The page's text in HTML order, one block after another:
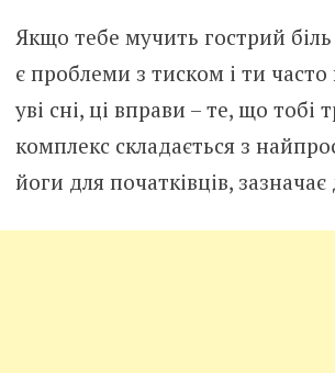
Якщо тебе мучить гострий біль
є проблеми з тиском і ти
уві сні, ці вправи – те, що тобі
комплекс складається з
йоги для початківців,